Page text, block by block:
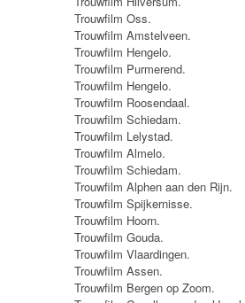
Trouwfilm Oss.
Trouwfilm Amstelveen.
Trouwfilm Hengelo.
Trouwfilm Purmerend.
Trouwfilm Hengelo.
Trouwfilm Roosendaal.
Trouwfilm Schiedam.
Trouwfilm Lelystad.
Trouwfilm Almelo.
Trouwfilm Schiedam.
Trouwfilm Alphen aan den Rijn.
Trouwfilm Spijkernisse.
Trouwfilm Hoorn.
Trouwfilm Gouda.
Trouwfilm Vlaardingen.
Trouwfilm Assen.
Trouwfilm Bergen op Zoom.